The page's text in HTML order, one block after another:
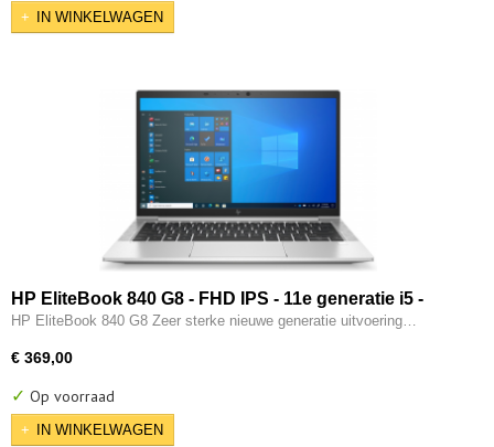
IN WINKELWAGEN
HP EliteBook 840 G8 - FHD IPS - 11e generatie i5 -
16GB - 256GB SSD - 2x Type-C - Intel IRIS Xe - W11
HP EliteBook 840 G8 Zeer sterke nieuwe generatie uitvoering…
€ 369,00
✓ Op voorraad
IN WINKELWAGEN